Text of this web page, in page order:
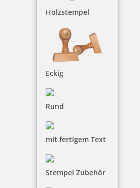
Holzstempel
Eckig
Rund
mit fertigem Text
Stempel Zubehör
Lagerstempel